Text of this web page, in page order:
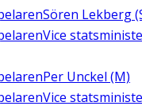
Sören Lekberg
Vice
Per Unckel (M)
Vice